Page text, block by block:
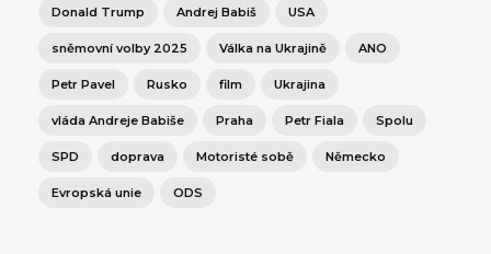
Donald Trump Andrej Babiš USA
sněmovní volby 2025 Válka na Ukrajině ANO
Petr Pavel Rusko film Ukrajina
vláda Andreje Babiše Praha Petr Fiala Spolu
SPD doprava Motoristé sobě Německo
Evropská unie ODS